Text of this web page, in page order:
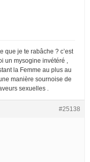
que je te rabâche ? c’est
un mysogine invétéré ,
la Femme au plus au
manière sournoise de
sexuelles .
#25138